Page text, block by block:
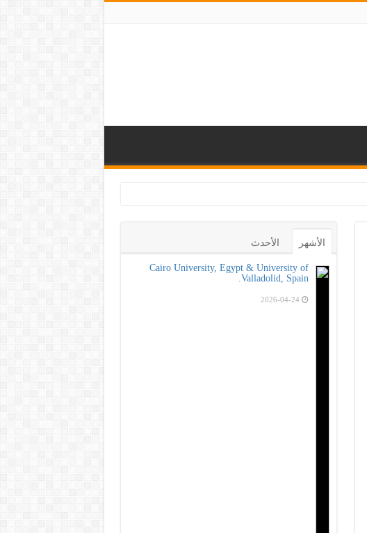
الأشهر الأحدث
Cairo University, Egypt & University of
Valladolid, Spain.
2026-04-24